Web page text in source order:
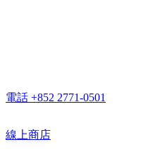
電話 +852 2771-0501
線上商店